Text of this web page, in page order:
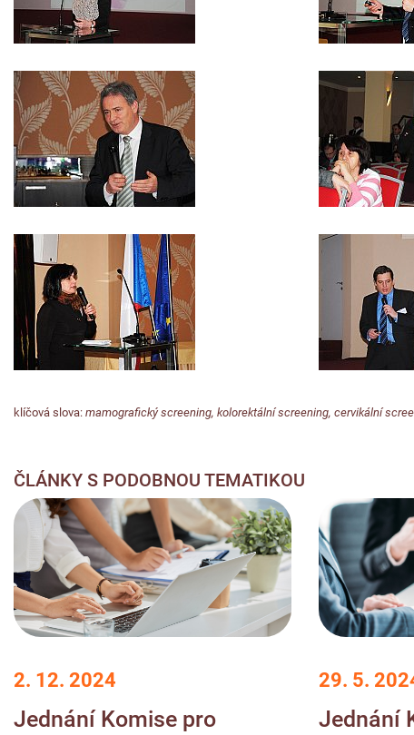
klíčová slova: mamografický screening, kolorektální screening, cervikální
ČLÁNKY S PODOBNOU TEMATIKOU
2. 12. 2024
Jednání Komise pro
29. 5.
Jednání